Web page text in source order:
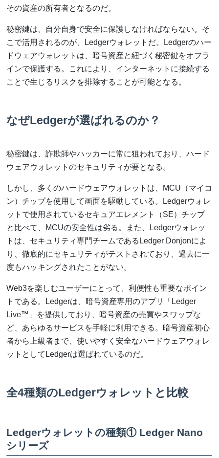
その資産の所有者となるのだ。
秘密鍵は、自分自身で安全に保護しなければならない。そ
こで活用されるのが、Ledgerウォレットだ。Ledgerのハー
ドウェアウォレットは、暗号資産と紐づく秘密鍵をオフラ
インで保護する。これにより、インターネットに接続する
ことで生じるリスクを排除することが可能となる。
なぜLedgerが選ばれるのか？
秘密鍵は、詐欺師やハッカーに常に狙われており、ハード
ウェアウォレットのセキュリティが要となる。
しかし、多くのハードウェアウォレットは、MCU（マイコ
ン）チップを使用して画面を駆動している。Ledgerウォレ
ットで使用されているセキュアエレメント（SE）チップ
と比べて、MCUの安全性は劣る。また、Ledgerウォレッ
トは、セキュリティ専門チームであるLedger Donjonによ
り、徹底的にセキュリティがテストされており、過去に一
度もハッキングされたことがない。
Web3を楽しむユーザーにとって、利便性も重要なポイン
トである。Ledgerは、暗号資産専用のアプリ「Ledger
Live™」を提供しており、暗号資産の売買やスワップな
ど、あらゆるサービスを手軽に利用できる。暗号資産初心
者から上級者まで、使いやすく安全なハードウェアウォレ
ットとしてLedgerは選ばれているのだ。
全4種類のLedgerウォレットと比較
Ledgerウォレットの種類① Ledger Nano
シリーズ